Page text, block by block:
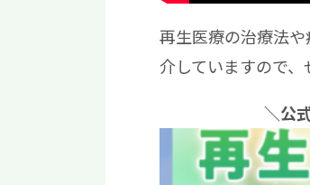
再生医療の治療法や
介していますので、
＼公